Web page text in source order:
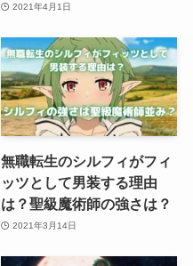
2021年4月1日
無職転生のシルフィがフィ
ッツとして男装する理由
は？聖級魔術師の強さは？
2021年3月14日